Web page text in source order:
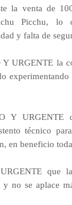
la venta de
Picchu, lo
y falta de
Y URGENTE la
Y URGENTE
técnico
en beneficio
que
y no se aplace